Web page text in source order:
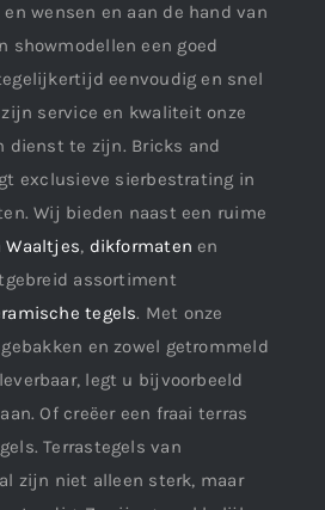
wensen en aan de hand van
showmodellen een goed
eenvoudig en snel
service en kwaliteit onze
dienst te zijn. Bricks and
exclusieve sierbestrating in
Wij bieden naast een ruime
Waaltjes, dikformaten en
assortiment
tegels. Met onze
en zowel getrommeld
legt u bijvoorbeeld
Of creëer een fraai terras
Terrastegels van
zijn niet alleen sterk, maar